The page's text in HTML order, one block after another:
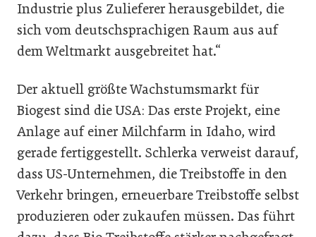
Industrie plus Zulieferer herausgebildet, die
sich vom deutschsprachigen Raum aus auf
dem Weltmarkt ausgebreitet hat.“
Der aktuell größte Wachstumsmarkt für
Biogest sind die USA: Das erste Projekt, eine
Anlage auf einer Milchfarm in Idaho, wird
gerade fertiggestellt. Schlerka verweist darauf,
dass US-Unternehmen, die Treibstoffe in den
Verkehr bringen, erneuerbare Treibstoffe selbst
produzieren oder zukaufen müssen. Das führt